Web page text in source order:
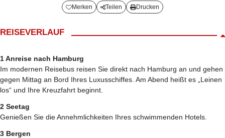
Merken Teilen Drucken
REISEVERLAUF
1 Anreise nach Hamburg
Im modernen Reisebus reisen Sie direkt nach Hamburg an und gehen
gegen Mittag an Bord Ihres Luxusschiffes. Am Abend heißt es „Leinen
los“ und Ihre Kreuzfahrt beginnt.
2 Seetag
Genießen Sie die Annehmlichkeiten Ihres schwimmenden Hotels.
3 Bergen